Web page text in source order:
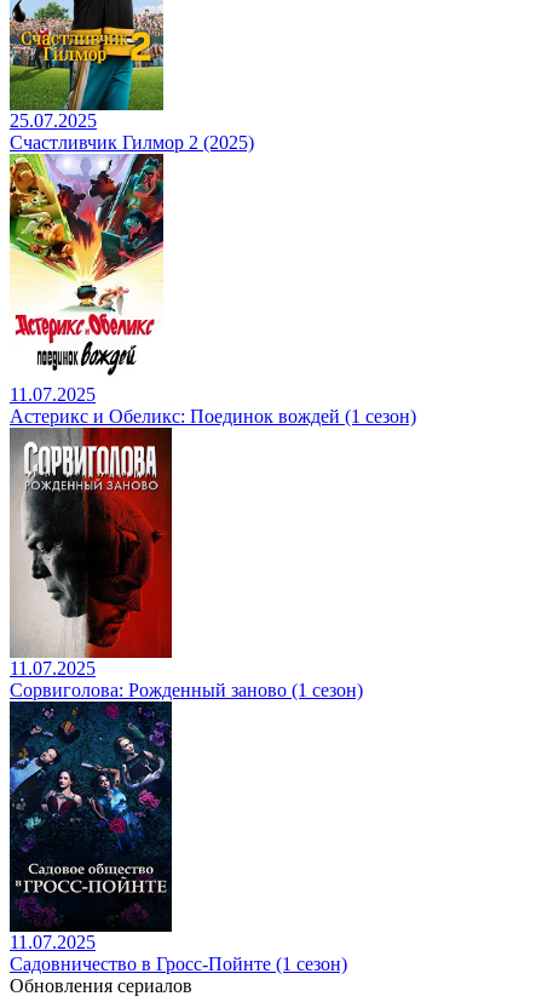
25.07.2025
Счастливчик Гилмор 2 (2025)
11.07.2025
Астерикс и Обеликс: Поединок вождей (1 сезон)
11.07.2025
Сорвиголова: Рожденный заново (1 сезон)
11.07.2025
Садовничество в Гросс-Пойнте (1 сезон)
Обновления сериалов